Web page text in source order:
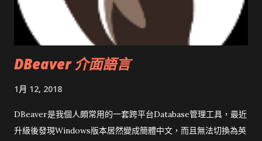
DBeaver 介面語言
1月 12, 2018
DBeaver是我個人頗常用的一套跨平台Database管理工具，最近
升級後發現Windows版本居然變成簡體中文，而且無法切換為英